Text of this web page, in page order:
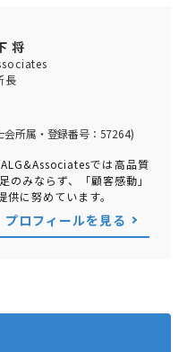
将
長
会所属・登録番号：57264)
では高品質
のみならず、「顧客感動」
に努めています。
プロフィールを見る